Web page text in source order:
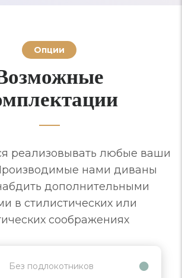
Опции
реализовывать любые ваши
нами диваны
дополнительными
в стилистических или
соображениях
Без подлокотников